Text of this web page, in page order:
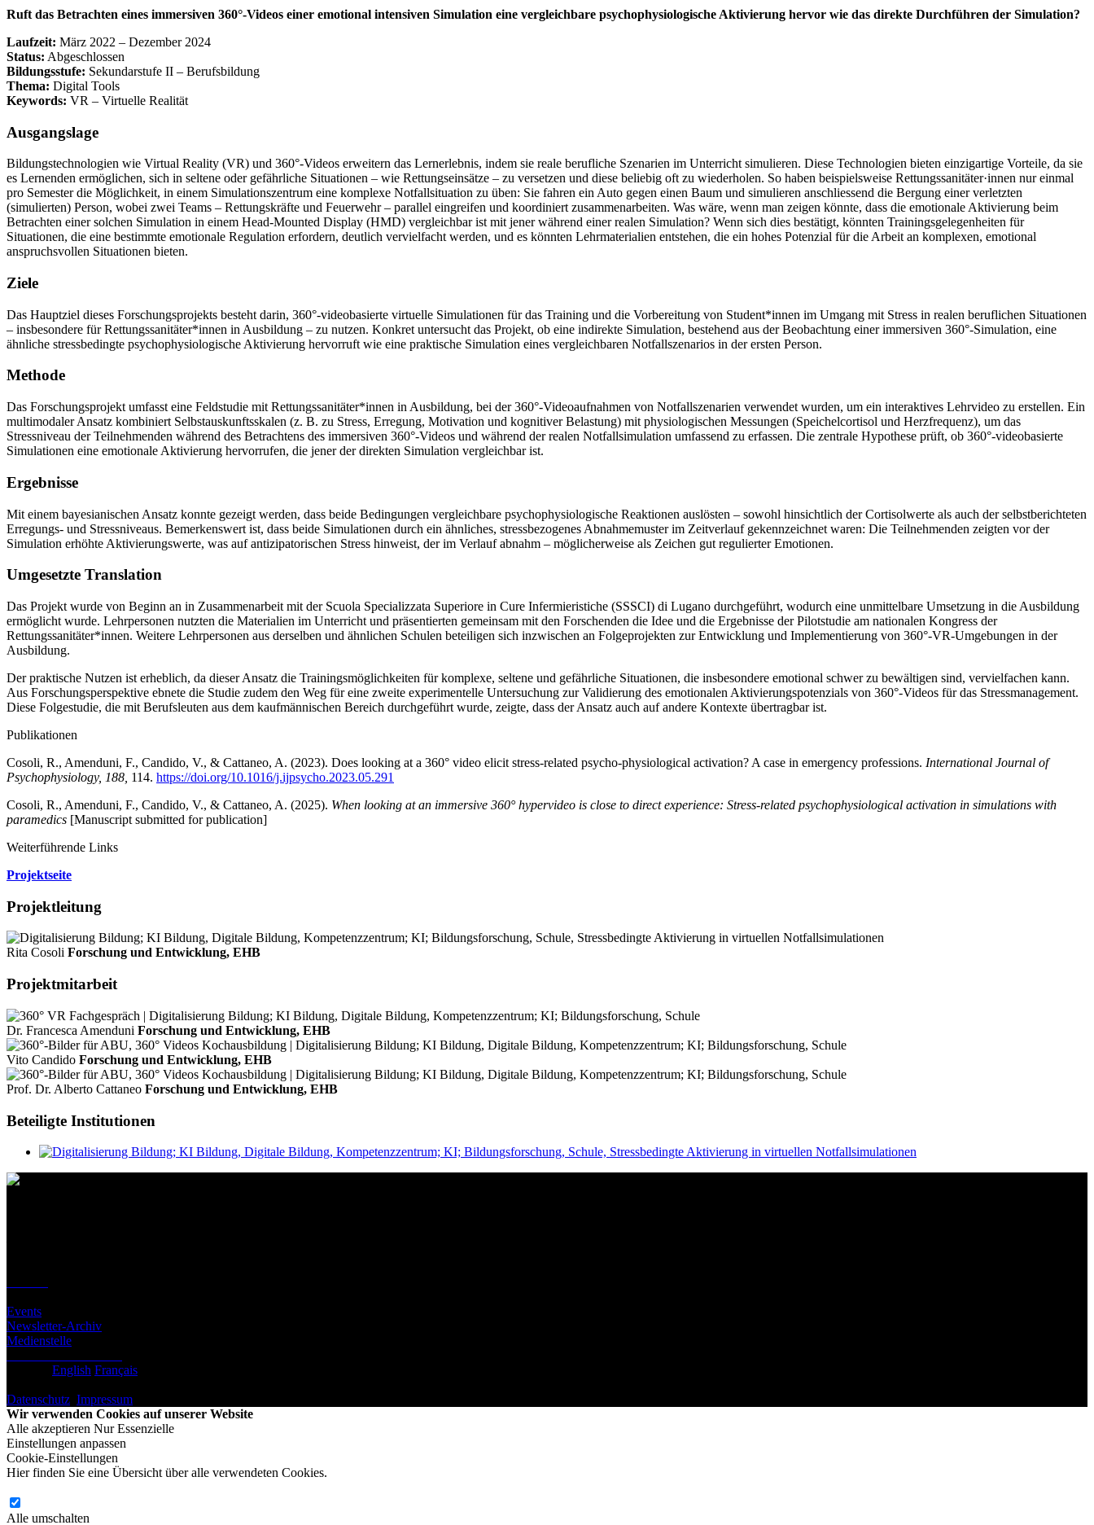
Ruft das Betrachten eines immersiven 360°-Videos einer emotional intensiven Simulation eine vergleichbare psychophysiologische Aktivierung hervor wie das direkte Durchführen der Simulation?
Laufzeit: März 2022 – Dezember 2024
Status: Abgeschlossen
Bildungsstufe: Sekundarstufe II – Berufsbildung
Thema: Digital Tools
Keywords: VR – Virtuelle Realität
Ausgangslage
Bildungstechnologien wie Virtual Reality (VR) und 360°-Videos erweitern das Lernerlebnis, indem sie reale berufliche Szenarien im Unterricht simulieren. Diese Technologien bieten einzigartige Vorteile, da sie
es Lernenden ermöglichen, sich in seltene oder gefährliche Situationen – wie Rettungseinsätze – zu versetzen und diese beliebig oft zu wiederholen. So haben beispielsweise Rettungssanitäter·innen nur einmal
pro Semester die Möglichkeit, in einem Simulationszentrum eine komplexe Notfallsituation zu üben: Sie fahren ein Auto gegen einen Baum und simulieren anschliessend die Bergung einer verletzten
(simulierten) Person, wobei zwei Teams – Rettungskräfte und Feuerwehr – parallel eingreifen und koordiniert zusammenarbeiten. Was wäre, wenn man zeigen könnte, dass die emotionale Aktivierung beim
Betrachten einer solchen Simulation in einem Head-Mounted Display (HMD) vergleichbar ist mit jener während einer realen Simulation? Wenn sich dies bestätigt, könnten Trainingsgelegenheiten für
Situationen, die eine bestimmte emotionale Regulation erfordern, deutlich vervielfacht werden, und es könnten Lehrmaterialien entstehen, die ein hohes Potenzial für die Arbeit an komplexen, emotional
anspruchsvollen Situationen bieten.
Ziele
Das Hauptziel dieses Forschungsprojekts besteht darin, 360°-videobasierte virtuelle Simulationen für das Training und die Vorbereitung von Student*innen im Umgang mit Stress in realen beruflichen Situationen
– insbesondere für Rettungssanitäter*innen in Ausbildung – zu nutzen. Konkret untersucht das Projekt, ob eine indirekte Simulation, bestehend aus der Beobachtung einer immersiven 360°-Simulation, eine
ähnliche stressbedingte psychophysiologische Aktivierung hervorruft wie eine praktische Simulation eines vergleichbaren Notfallszenarios in der ersten Person.
Methode
Das Forschungsprojekt umfasst eine Feldstudie mit Rettungssanitäter*innen in Ausbildung, bei der 360°-Videoaufnahmen von Notfallszenarien verwendet wurden, um ein interaktives Lehrvideo zu erstellen. Ein
multimodaler Ansatz kombiniert Selbstauskunftsskalen (z. B. zu Stress, Erregung, Motivation und kognitiver Belastung) mit physiologischen Messungen (Speichelcortisol und Herzfrequenz), um das
Stressniveau der Teilnehmenden während des Betrachtens des immersiven 360°-Videos und während der realen Notfallsimulation umfassend zu erfassen. Die zentrale Hypothese prüft, ob 360°-videobasierte
Simulationen eine emotionale Aktivierung hervorrufen, die jener der direkten Simulation vergleichbar ist.
Ergebnisse
Mit einem bayesianischen Ansatz konnte gezeigt werden, dass beide Bedingungen vergleichbare psychophysiologische Reaktionen auslösten – sowohl hinsichtlich der Cortisolwerte als auch der selbstberichteten
Erregungs- und Stressniveaus. Bemerkenswert ist, dass beide Simulationen durch ein ähnliches, stressbezogenes Abnahmemuster im Zeitverlauf gekennzeichnet waren: Die Teilnehmenden zeigten vor der
Simulation erhöhte Aktivierungswerte, was auf antizipatorischen Stress hinweist, der im Verlauf abnahm – möglicherweise als Zeichen gut regulierter Emotionen.
Umgesetzte Translation
Das Projekt wurde von Beginn an in Zusammenarbeit mit der Scuola Specializzata Superiore in Cure Infermieristiche (SSSCI) di Lugano durchgeführt, wodurch eine unmittelbare Umsetzung in die Ausbildung
ermöglicht wurde. Lehrpersonen nutzten die Materialien im Unterricht und präsentierten gemeinsam mit den Forschenden die Idee und die Ergebnisse der Pilotstudie am nationalen Kongress der
Rettungssanitäter*innen. Weitere Lehrpersonen aus derselben und ähnlichen Schulen beteiligen sich inzwischen an Folgeprojekten zur Entwicklung und Implementierung von 360°-VR-Umgebungen in der
Ausbildung.
Der praktische Nutzen ist erheblich, da dieser Ansatz die Trainingsmöglichkeiten für komplexe, seltene und gefährliche Situationen, die insbesondere emotional schwer zu bewältigen sind, vervielfachen kann.
Aus Forschungsperspektive ebnete die Studie zudem den Weg für eine zweite experimentelle Untersuchung zur Validierung des emotionalen Aktivierungspotenzials von 360°-Videos für das Stressmanagement.
Diese Folgestudie, die mit Berufsleuten aus dem kaufmännischen Bereich durchgeführt wurde, zeigte, dass der Ansatz auch auf andere Kontexte übertragbar ist.
Publikationen
Cosoli, R., Amenduni, F., Candido, V., & Cattaneo, A. (2023). Does looking at a 360° video elicit stress-related psycho-physiological activation? A case in emergency professions. International Journal of
Psychophysiology, 188, 114. https://doi.org/10.1016/j.ijpsycho.2023.05.291
Cosoli, R., Amenduni, F., Candido, V., & Cattaneo, A. (2025). When looking at an immersive 360° hypervideo is close to direct experience: Stress-related psychophysiological activation in simulations with
paramedics [Manuscript submitted for publication]
Weiterführende Links
Projektseite
Projektleitung
Rita Cosoli Forschung und Entwicklung, EHB
Projektmitarbeit
Dr. Francesca Amenduni Forschung und Entwicklung, EHB
Vito Candido Forschung und Entwicklung, EHB
Prof. Dr. Alberto Cattaneo Forschung und Entwicklung, EHB
Beteiligte Institutionen
Events
Newsletter-Archiv
Medienstelle
English Français
Datenschutz Impressum
Wir verwenden Cookies auf unserer Website
Alle akzeptieren Nur Essenzielle
Einstellungen anpassen
Cookie-Einstellungen
Hier finden Sie eine Übersicht über alle verwendeten Cookies.
Alle umschalten